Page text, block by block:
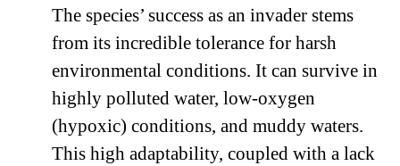
The species’ success as an invader stems
from its incredible tolerance for harsh
environmental conditions. It can survive in
highly polluted water, low-oxygen
(hypoxic) conditions, and muddy waters.
This high adaptability, coupled with a lack